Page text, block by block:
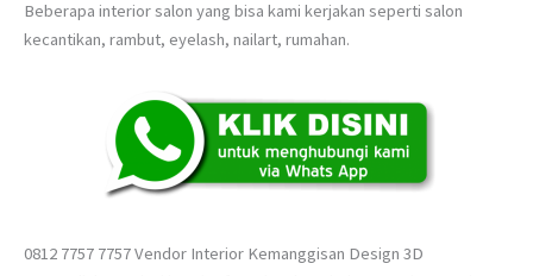
Beberapa interior salon yang bisa kami kerjakan seperti salon
kecantikan, rambut, eyelash, nailart, rumahan.
0812 7757 7757 Vendor Interior Kemanggisan Design 3D